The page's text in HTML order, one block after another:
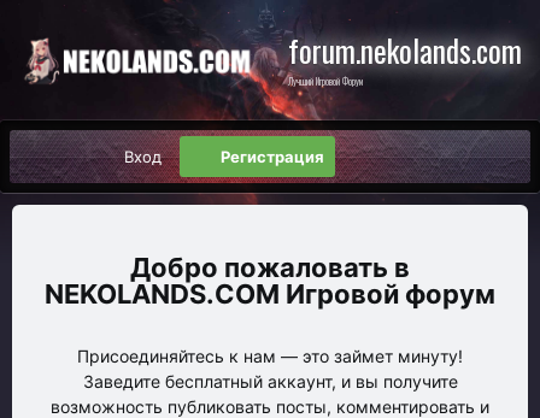
forum.nekolands.com
Лучший Игровой Форум
Вход Регистрация
NEKOLANDS.COM Игровой форум
Присоединяйтесь к нам — это займет минуту!
Заведите бесплатный аккаунт, и вы получите
возможность публиковать посты, комментировать и